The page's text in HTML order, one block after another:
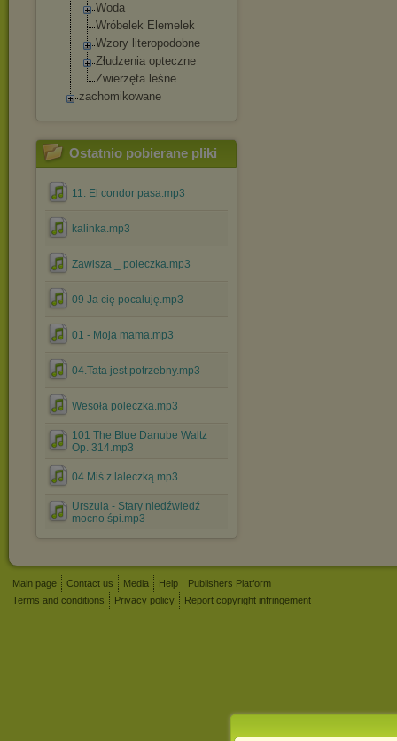
Woda
Wróbelek Elemelek
Wzory literopodobne
Złudzenia opteczne
Zwierzęta leśne
zachomikowane
Ostatnio pobierane pliki
11. El condor pasa.mp3
kalinka.mp3
Zawisza _ poleczka.mp3
09 Ja cię pocałuję.mp3
01 - Moja mama.mp3
04.Tata jest potrzebny.mp3
Wesoła poleczka.mp3
101 The Blue Danube Waltz
Op. 314.mp3
04 Miś z laleczką.mp3
Urszula - Stary niedźwiedź
mocno śpi.mp3
Main page Contact us Media Help
Publishers Platform
Terms and conditions
Privacy policy Report copyright infringement